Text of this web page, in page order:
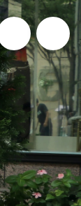
YouTube